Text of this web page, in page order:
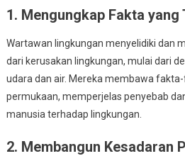
1. Mengungkap Fakta
Wartawan lingkungan menyelidiki dan
dari kerusakan lingkungan, mulai dari
udara dan air. Mereka membawa
permukaan, memperjelas penyebab
manusia terhadap lingkungan.
2. Membangun Kesadaran